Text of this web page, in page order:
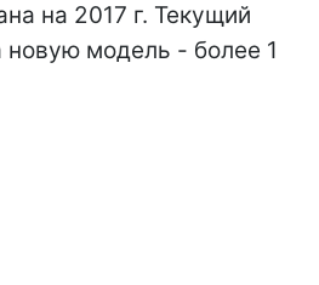
на 2017 г. Текущий
новую модель - более 1